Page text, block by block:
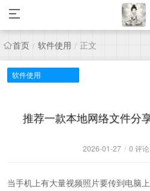
首页 / 软件使用 / 正文
软件使用
推荐一款本地网络文件
2026-01-27 / 0 评论
当手机上有大量视频照片要传到电脑